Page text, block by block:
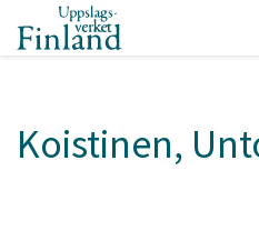
Koistinen,